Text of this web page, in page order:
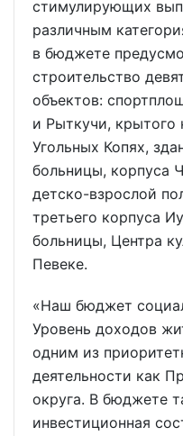
стимулирующих
различным
в бюджете
строительство
объектов:
и Рыткучи, крытого
Угольных Копях,
больницы, корпуса
детско-взрослой
третьего корпуса
больницы, Центра
Певеке.
«Наш бюджет
Уровень доходов
одним из
деятельности как
округа. В бюджете
инвестиционная